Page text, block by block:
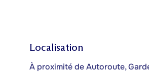
Localisation
À proximité de Autoroute,